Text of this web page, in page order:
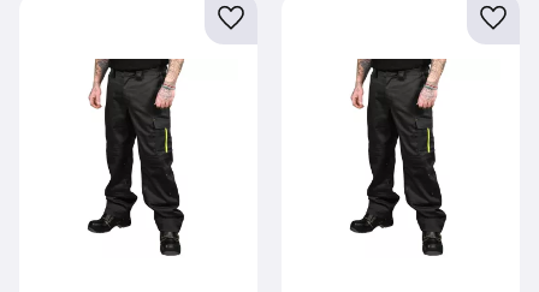
Lägg till i favoriter